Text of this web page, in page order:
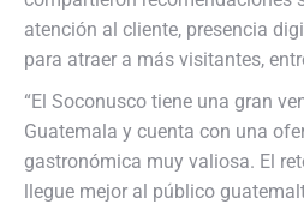
atención al cliente, presencia
para atraer a más visitantes,
“El Soconusco tiene una gran
Guatemala y cuenta con una
gastronómica muy valiosa. El
llegue mejor al público